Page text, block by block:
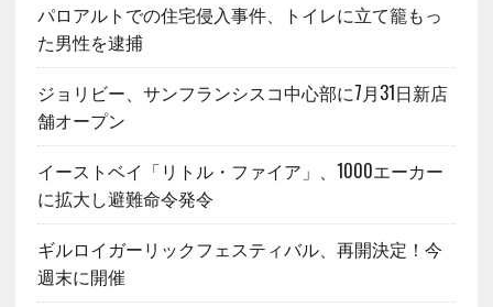
パロアルトでの住宅侵入事件、トイレに立て籠もっ
た男性を逮捕
ジョリビー、サンフランシスコ中心部に7月31日新店
舗オープン
イーストベイ「リトル・ファイア」、1000エーカー
に拡大し避難命令発令
ギルロイガーリックフェスティバル、再開決定！今
週末に開催